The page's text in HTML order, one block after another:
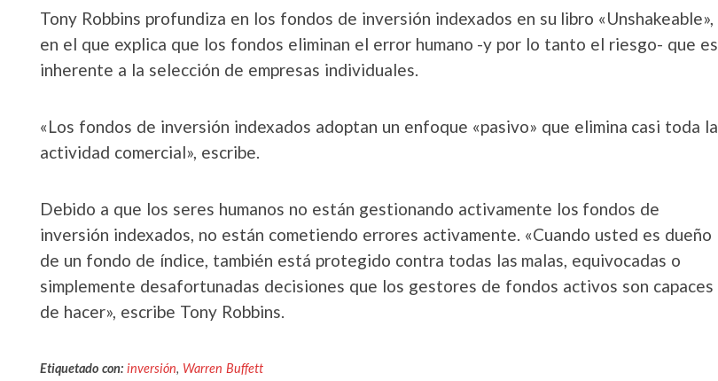
Tony Robbins profundiza en los fondos de inversión indexados en su libro «Unshakeable»,
en el que explica que los fondos eliminan el error humano -y por lo tanto el riesgo- que es
inherente a la selección de empresas individuales.
«Los fondos de inversión indexados adoptan un enfoque «pasivo» que elimina casi toda la
actividad comercial», escribe.
Debido a que los seres humanos no están gestionando activamente los fondos de
inversión indexados, no están cometiendo errores activamente. «Cuando usted es dueño
de un fondo de índice, también está protegido contra todas las malas, equivocadas o
simplemente desafortunadas decisiones que los gestores de fondos activos son capaces
de hacer», escribe Tony Robbins.
Etiquetado con: inversión, Warren Buffett